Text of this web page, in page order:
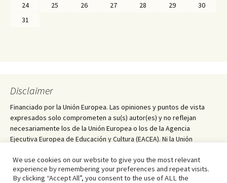
24
25 26 27 28 29
30
31
Disclaimer
Financiado por la Unión Europea. Las opiniones y puntos de vista
expresados solo comprometen a su(s) autor(es) y no reflejan
necesariamente los de la Unión Europea o los de la Agencia
Ejecutiva Europea de Educación y Cultura (EACEA). Ni la Unión
ellos.
We use cookies on our website to give you the most relevant
experience by remembering your preferences and repeat visits.
By clicking “Accept All”, you consent to the use of ALL the